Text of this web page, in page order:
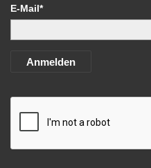
E-Mail*
Anmelden